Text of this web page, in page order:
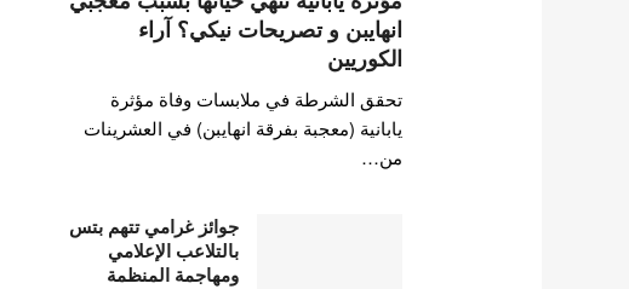
انهايبن و تصريحات نيكي؟ آراء
الكوريين
تحقق الشرطة في ملابسات وفاة مؤثرة
يابانية (معجبة بفرقة انهايبن) في العشرينات
من…
جوائز غرامي تتهم بتس
بالتلاعب الإعلامي
ومهاجمة المنظمة